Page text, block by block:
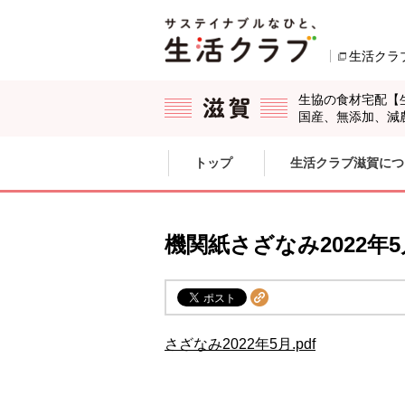
生活クラ
生協の食材宅配【
国産、無添加、減
ここからサイト内共通メニューです。
サイト内共通メニューをスキップする
トップ 生活クラブ滋賀に
機関紙さざなみ2022年
さざなみ2022年5月.pdf